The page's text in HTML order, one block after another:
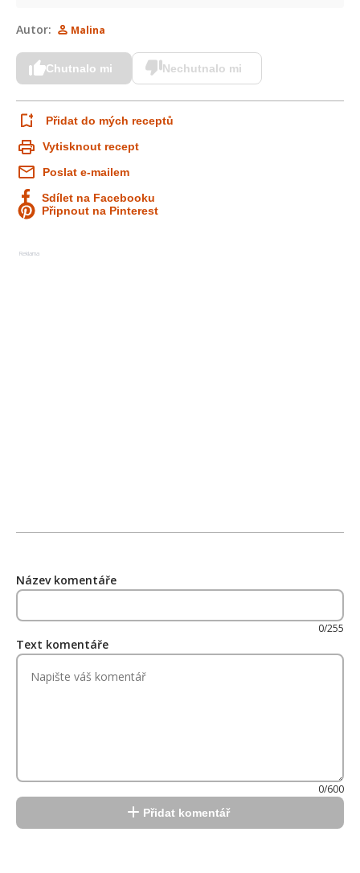
Autor: Malina
Chutnalo mi Nechutnalo mi
Přidat do mých receptů
Vytisknout recept
Poslat e-mailem
Sdílet na Facebooku
Připnout na Pinterest
Reklama
Název komentáře
0/255
Text komentáře
0/600
Přidat komentář